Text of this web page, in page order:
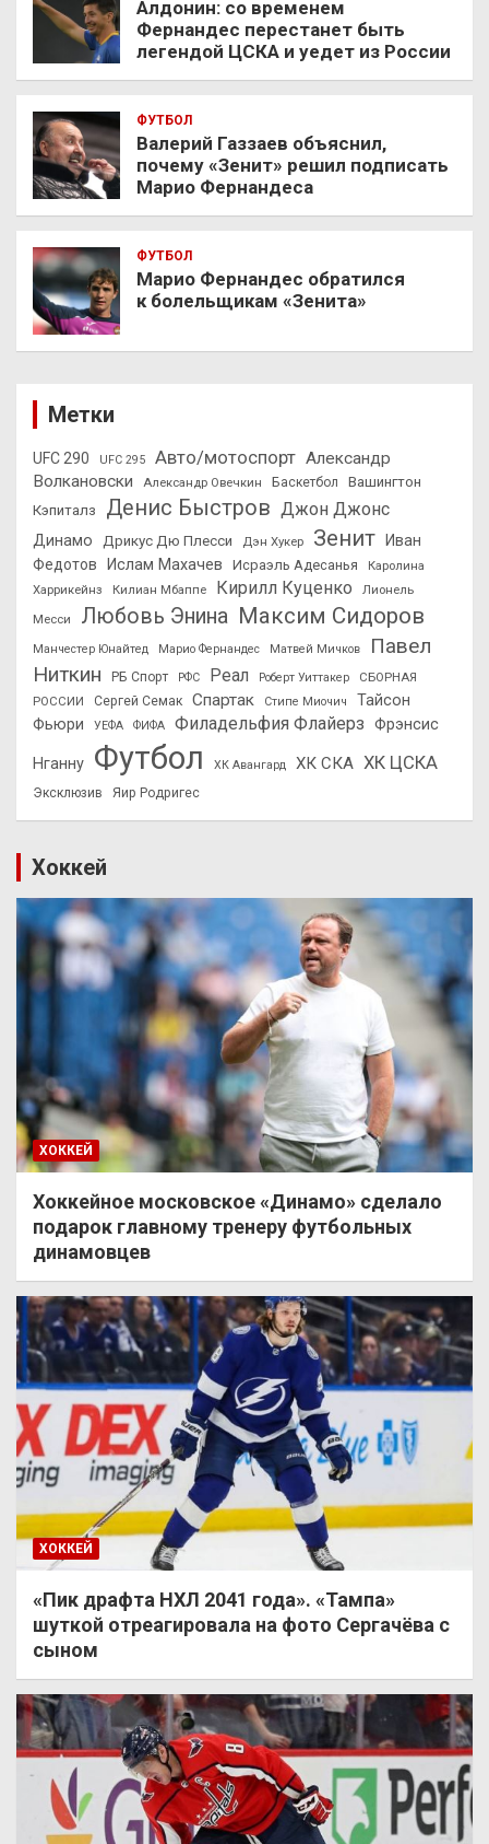
Алдонин: со временем
Фернандес перестанет быть
легендой ЦСКА и уедет из России
ФУТБОЛ
Валерий Газзаев объяснил,
почему «Зенит» решил подписать
Марио Фернандеса
ФУТБОЛ
Марио Фернандес обратился
к болельщикам «Зенита»
Метки
UFC 290 UFC 295 Авто/мотоспорт Александр
Волкановски
Александр Овечкин Баскетбол
Вашингтон
Кэпиталз
Денис Быстров Джон Джонс
Динамо Дрикус Дю Плесси Дэн Хукер Зенит
Иван
Федотов
Ислам Махачев Исраэль Адесанья
Каролина
Харрикейнз
Килиан Мбаппе Кирилл Куценко
Лионель
Месси
Любовь Энина Максим Сидоров
Манчестер Юнайтед Марио Фернандес Матвей Мичков
Павел
Ниткин
РБ Спорт РФС Реал Роберт Уиттакер
СБОРНАЯ
РОССИИ
Сергей Семак Спартак Стипе Миочич
Тайсон
Фьюри
УЕФА ФИФА Филадельфия Флайерз Фрэнсис
Нганну Футбол ХК Авангард ХК СКА ХК ЦСКА
Эксклюзив Яир Родригес
Хоккей
ХОККЕЙ
Хоккейное московское «Динамо» сделало
подарок главному тренеру футбольных
динамовцев
ХОККЕЙ
«Пик драфта НХЛ 2041 года». «Тампа»
шуткой отреагировала на фото Сергачёва с
сыном